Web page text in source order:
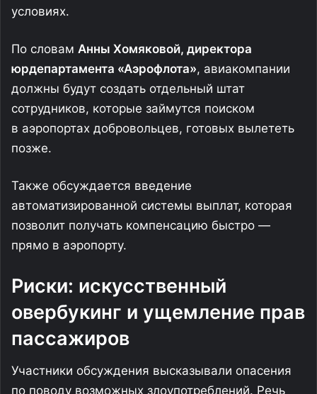
условиях.
По словам Анны Хомяковой, директора
юрдепартамента «Аэрофлота», авиакомпании
должны будут создать отдельный штат
сотрудников, которые займутся поиском
в аэропортах добровольцев, готовых вылететь
позже.
Также обсуждается введение
автоматизированной системы выплат, которая
позволит получать компенсацию быстро —
прямо в аэропорту.
Риски: искусственный
овербукинг и ущемление прав
пассажиров
Участники обсуждения высказывали опасения
по поводу возможных злоупотреблений. Речь